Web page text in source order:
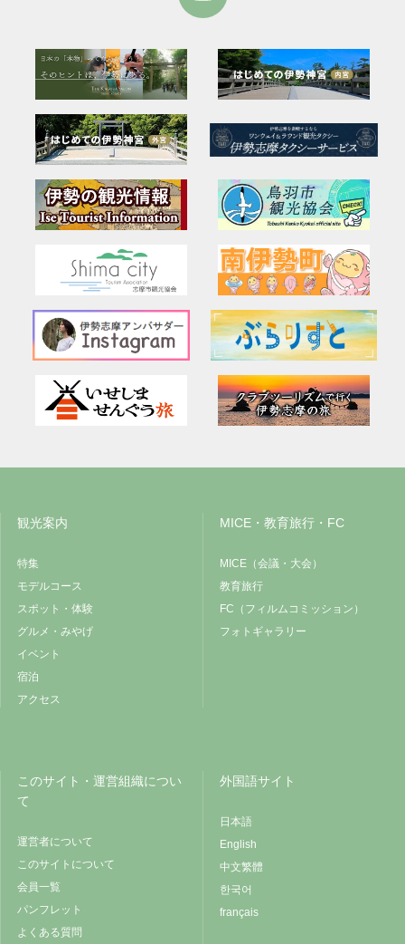
観光案内
特集
モデルコース
スポット・体験
グルメ・みやげ
イベント
宿泊
アクセス
MICE・教育旅行・FC
MICE（会議・大会）
教育旅行
FC（フィルムコミッション）
フォトギャラリー
このサイト・運営組織につい
て
運営者について
このサイトについて
会員一覧
パンフレット
よくある質問
外国語サイト
日本語
English
中文繁體
한국어
français